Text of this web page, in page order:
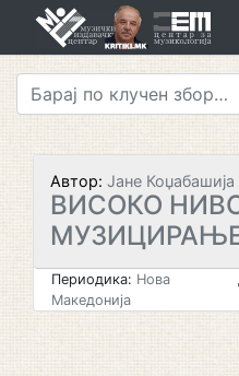
Автор: Јане Коџабашија
ВИСОКО
Периодика: Нова
Македонија